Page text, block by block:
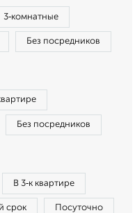
3‑комнатные
Без посредников
Без посредников
В 3‑к квартире
срок Посуточно